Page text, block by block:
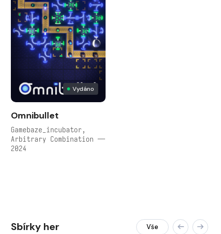
Vydáno
Omnibullet
Gamebaze_incubator,
Arbitrary Combination —
2024
Sbírky her Vše